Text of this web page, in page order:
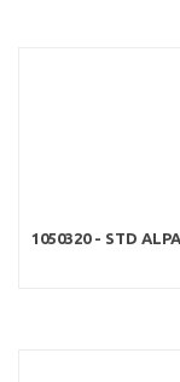
1050320 - STD